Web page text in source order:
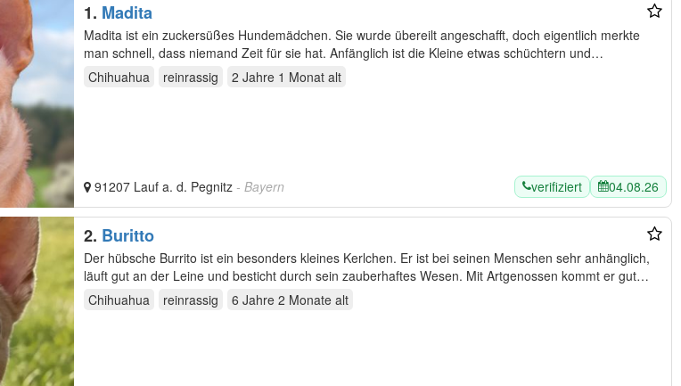
1. Madita
Madita ist ein zuckersüßes Hundemädchen. Sie wurde übereilt angeschafft, doch eigentlich merkte
man schnell, dass niemand Zeit für sie hat. Anfänglich ist die Kleine etwas schüchtern und…
Chihuahua
reinrassig 2 Jahre 1 Monat alt
91207 Lauf a. d. Pegnitz - Bayern verifiziert 04.08.26
2. Buritto
Der hübsche Burrito ist ein besonders kleines Kerlchen. Er ist bei seinen Menschen sehr anhänglich,
läuft gut an der Leine und besticht durch sein zauberhaftes Wesen. Mit Artgenossen kommt er gut…
Chihuahua
reinrassig 6 Jahre 2 Monate alt